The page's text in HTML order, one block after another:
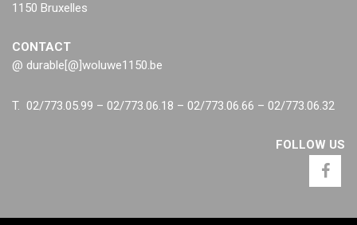
1150 Bruxelles
CONTACT
@ durable[@]woluwe1150.be
T. 02/773.05.99 – 02/773.06.18 – 02/773.06.66 – 02/773.06.32
FOLLOW US